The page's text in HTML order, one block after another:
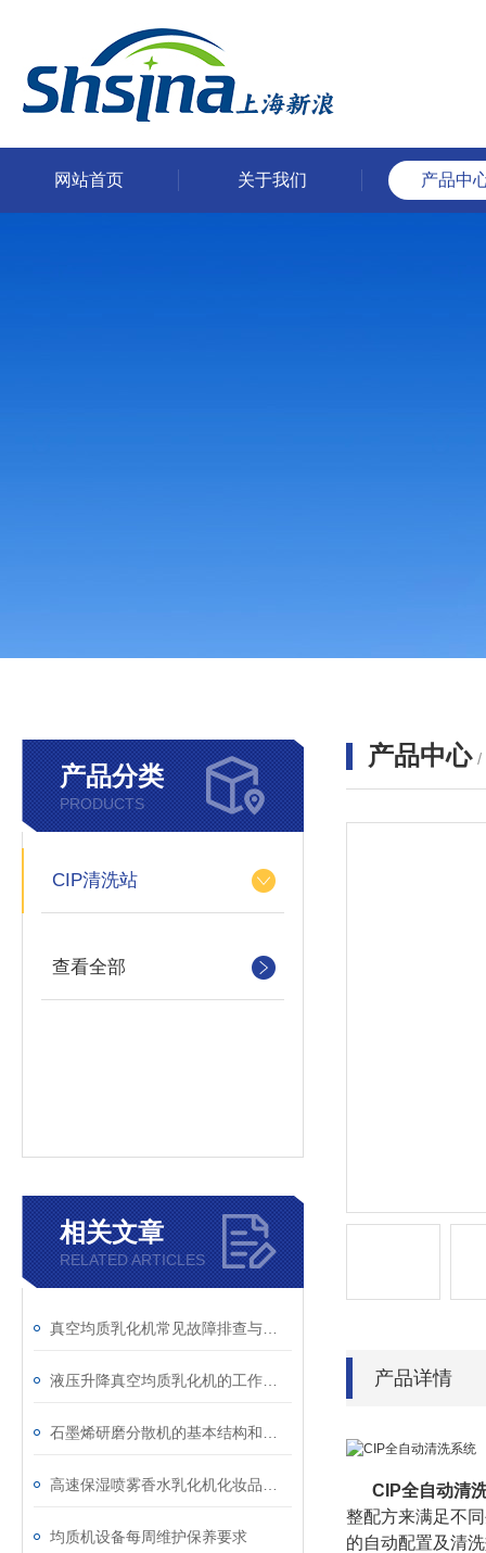
网站首页 关于我们 产品中
产品分类
PRODUCTS
CIP清洗站
查看全部
相关文章
RELATED ARTICLES
均质机设备每周维护保养要求
产品中心 /
产品详情
CIP全自动清
整配方来满足不
的自动配置及清